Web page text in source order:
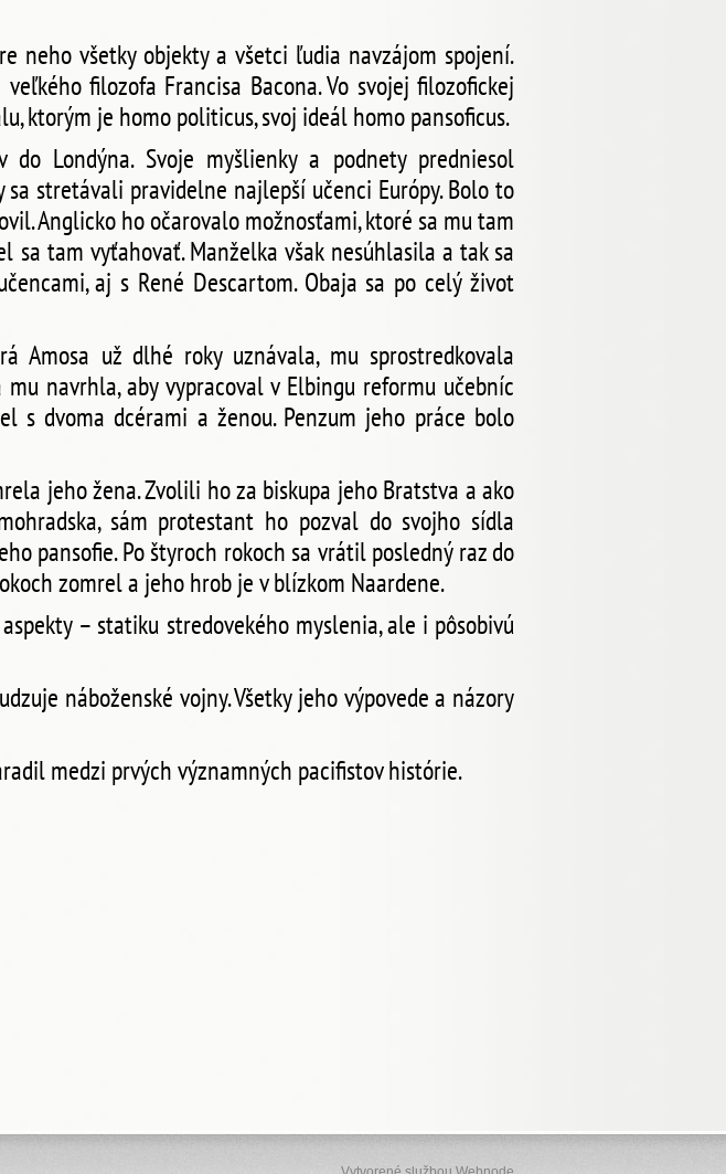
neho všetky objekty a všetci ľudia navzájom spojení.
filozofa Francisa Bacona. Vo svojej filozofickej
ktorým je homo politicus, svoj ideál homo pansoficus.
Londýna. Svoje myšlienky a podnety predniesol
stretávali pravidelne najlepší učenci Európy. Bolo to
Anglicko ho očarovalo možnosťami, ktoré sa mu tam
sa tam vyťahovať. Manželka však nesúhlasila a tak sa
aj s René Descartom. Obaja sa po celý život
Amosa už dlhé roky uznávala, mu sprostredkovala
navrhla, aby vypracoval v Elbingu reformu učebníc
dvoma dcérami a ženou. Penzum jeho práce bolo
jeho žena. Zvolili ho za biskupa jeho Bratstva a ako
sám protestant ho pozval do svojho sídla
pansofie. Po štyroch rokoch sa vrátil posledný raz do
zomrel a jeho hrob je v blízkom Naardene.
– statiku stredovekého myslenia, ale i pôsobivú
náboženské vojny. Všetky jeho výpovede a názory
medzi prvých významných pacifistov histórie.